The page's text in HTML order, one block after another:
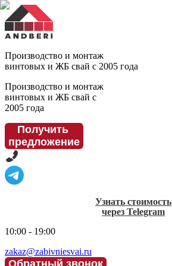
Производство и монтаж
винтовых и ЖБ свай с 2005 года
Производство и монтаж
винтовых и ЖБ свай с
2005 года
Получить
предложение
Узнать стоимость
через Telegram
10:00 - 19:00
zakaz@zabivniesvai.ru
Обратный звонок